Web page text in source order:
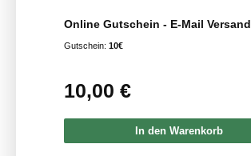
Online Gutschein - E-Mail Versand
Gutschein: 10€
Regulärer Preis:
10,00 €
In den Warenkorb